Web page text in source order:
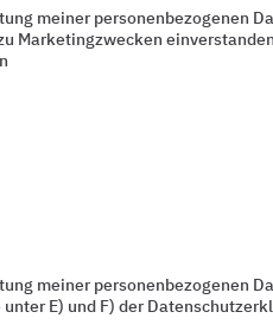
meiner personenbezogenen
Marketingzwecken
meiner personenbezogenen
E) und F) der